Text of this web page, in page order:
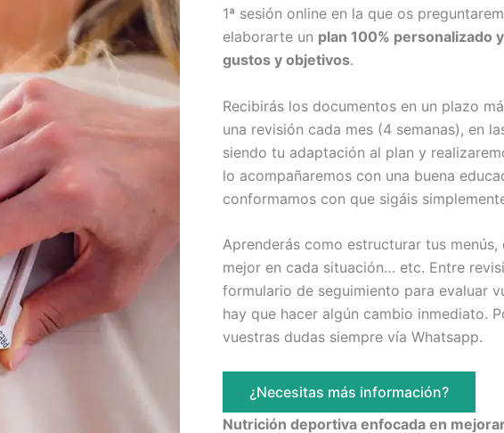
1ª sesión online en la que os
elaborarte un plan 100% personalizado
gustos y objetivos.
Recibirás los documentos en un plazo
una revisión cada mes (4 semanas), en
siendo tu adaptación al plan y
lo acompañaremos con una buena
conformamos con que sigáis
Aprenderás como estructurar tus
mejor en cada situación… etc. Entre
formulario de seguimiento para evaluar
hay que hacer algún cambio inmediato.
vuestras dudas siempre vía Whatsapp.
¿Necesitas más información?
Nutrición deportiva enfocada en